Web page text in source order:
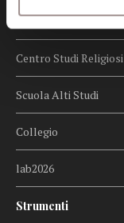
Centro Culturale
Centro Studi Religiosi
Scuola Alti Studi
Collegio
lab2026
Strumenti